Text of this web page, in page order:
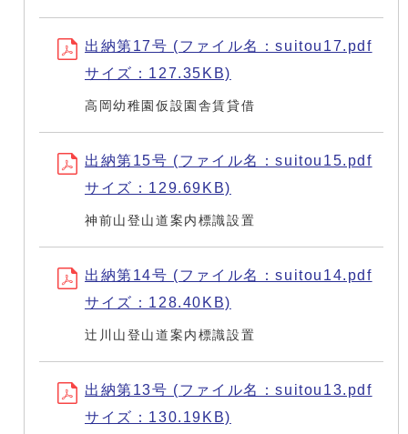
出納第17号 (ファイル名：suitou17.pdf
サイズ：127.35KB)
高岡幼稚園仮設園舎賃貸借
出納第15号 (ファイル名：suitou15.pdf
サイズ：129.69KB)
神前山登山道案内標識設置
出納第14号 (ファイル名：suitou14.pdf
サイズ：128.40KB)
辻川山登山道案内標識設置
出納第13号 (ファイル名：suitou13.pdf
サイズ：130.19KB)